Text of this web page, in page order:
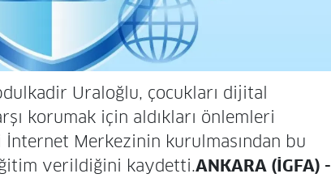
Uraloğlu, çocukları dijital
korumak için aldıkları önlemleri
Merkezinin kurulmasından bu
verildiğini kaydetti.ANKARA (İGFA) -